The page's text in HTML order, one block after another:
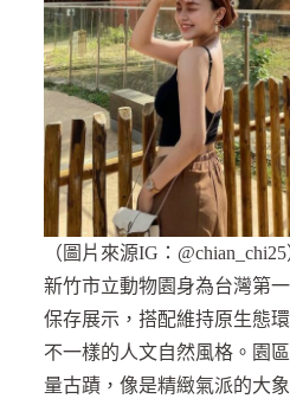
（圖片來源IG：@chian_chi25
新竹市立動物園身為台灣第
保存展示，搭配維持原生態
不一樣的人文自然風格。園
量古蹟，像是精緻氣派的大